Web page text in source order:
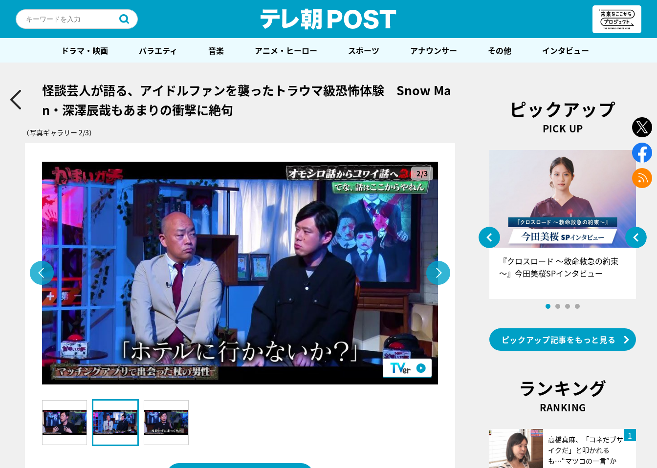
ドラマ・映画 バラエティ 音楽 アニメ・ヒーロー スポーツ アナウンサー その他 インタビュー
怪談芸人が語る、アイドルファンを襲ったトラウマ級恐怖体験 Snow Ma
n・深澤辰哉もあまりの衝撃に絶句
（写真ギャラリー 2/3）
2/3
ピックアップ
PICK UP
『アイ＝ラブ！げーみんぐ』＝LOV
E齋藤樹愛羅＆佐々木舞香SPインタ
ビュー
『クロスロード ～救命救急の約束
～』今田美桜SPインタビュー
ピックアップ記事をもっと見る
ランキング
RANKING
1
高橋真麻、「コネだブサ
イクだ」と叩かれる
も…“マツコの一言”か